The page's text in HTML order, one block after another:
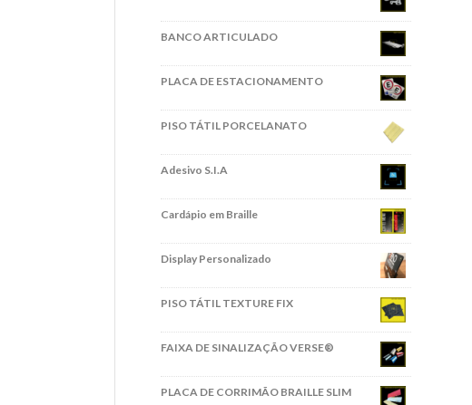
BANCO ARTICULADO
PLACA DE ESTACIONAMENTO
PISO TÁTIL PORCELANATO
Adesivo S.I.A
Cardápio em Braille
Display Personalizado
PISO TÁTIL TEXTURE FIX
FAIXA DE SINALIZAÇÃO VERSE®
PLACA DE CORRIMÃO BRAILLE SLIM